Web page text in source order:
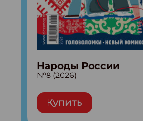
Народы России
№8 (2026)
Купить